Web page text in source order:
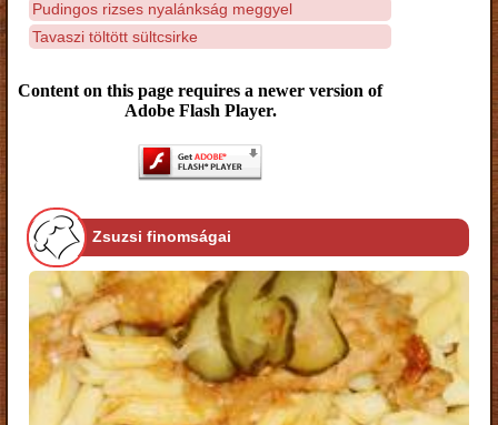
Pudingos rizses nyalánkság meggyel
Tavaszi töltött sültcsirke
Content on this page requires a newer version of
Adobe Flash Player.
Zsuzsi finomságai